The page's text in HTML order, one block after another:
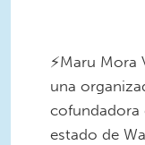
⚡️Maru Mora
una
cofundadora
estado de